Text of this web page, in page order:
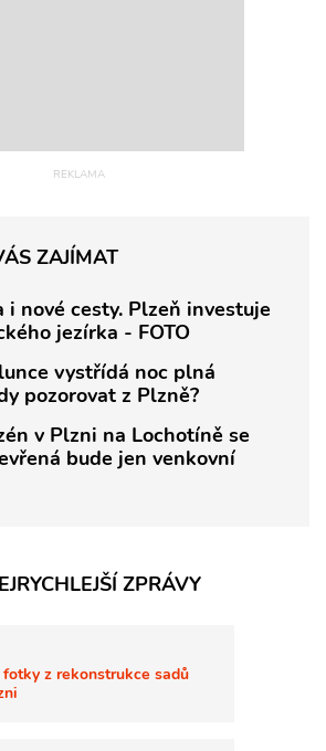
ZAJÍMAT
i nové cesty. Plzeň investuje
jezírka - FOTO
vystřídá noc plná
pozorovat z Plzně?
v Plzni na Lochotíně se
bude jen venkovní
ZPRÁVY
z rekonstrukce sadů